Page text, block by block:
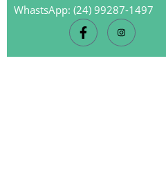
WhastsApp: (24) 99287-1497